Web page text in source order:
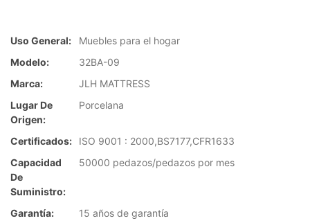
Uso General:
Muebles para el hogar
Modelo:
32BA-09
Marca:
JLH MATTRESS
Lugar De
Origen:
Porcelana
Certificados:
ISO 9001 : 2000,BS7177,CFR1633
Capacidad
De
Suministro:
50000 pedazos/pedazos por mes
Garantía:
15 años de garantía